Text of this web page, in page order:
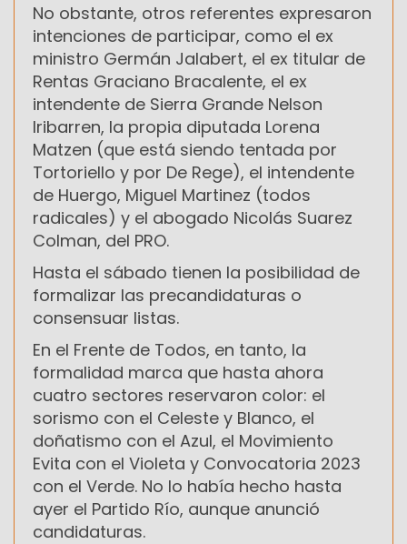
No obstante, otros referentes expresaron
intenciones de participar, como el ex
ministro Germán Jalabert, el ex titular de
Rentas Graciano Bracalente, el ex
intendente de Sierra Grande Nelson
Iribarren, la propia diputada Lorena
Matzen (que está siendo tentada por
Tortoriello y por De Rege), el intendente
de Huergo, Miguel Martinez (todos
radicales) y el abogado Nicolás Suarez
Colman, del PRO.
Hasta el sábado tienen la posibilidad de
formalizar las precandidaturas o
consensuar listas.
En el Frente de Todos, en tanto, la
formalidad marca que hasta ahora
cuatro sectores reservaron color: el
sorismo con el Celeste y Blanco, el
doñatismo con el Azul, el Movimiento
Evita con el Violeta y Convocatoria 2023
con el Verde. No lo había hecho hasta
ayer el Partido Río, aunque anunció
candidaturas.